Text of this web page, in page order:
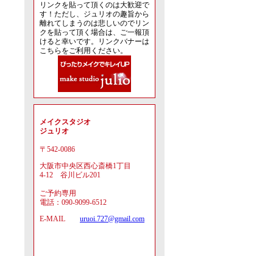
リンクを貼って頂くのは大歓迎で
す！ただし、ジュリオの趣旨から
離れてしまうのは悲しいのでリン
クを貼って頂く場合は、ご一報頂
けると幸いです。リンクバナーは
こちらをご利用ください。
メイクスタジオ
ジュリオ
〒542-0086
大阪市中央区西心斎橋1丁目
4-12 谷川ビル201
ご予約専用
電話：090-9099-6512
E-MAIL uruoi.727@gmail.com